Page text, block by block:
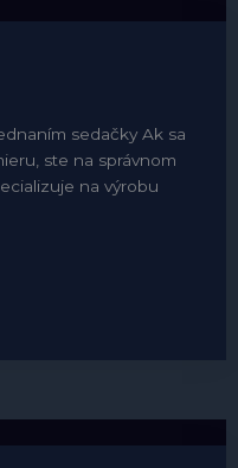
sedačky Ak sa
ste na správnom
na výrobu